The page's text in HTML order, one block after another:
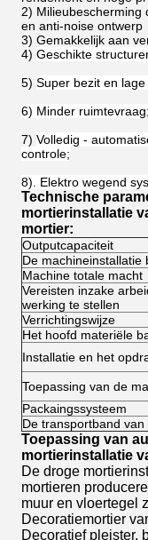
2) Milieubescherming
en anti-noise ontwerp
3) Gemakkelijk aan
4) Geschikte
5) Super bezit en
6) Minder ruimtevraag;
7) Volledig -
controle;
8). Elektro wegend
Technische
mortierinstallatie
mortier:
Outputcapaciteit
De machineinstallatie
Machine totale macht
Vereisten inzake
werking te stellen
Verrichtingswijze
Het hoofd materiële
Installatie en het
Toepassing van de
Packaingssysteem
De transportband
Toepassing van
mortierinstallatie
De droge
mortieren
muur en vloertegel
Decoratiemortier
Decoratief pleister,